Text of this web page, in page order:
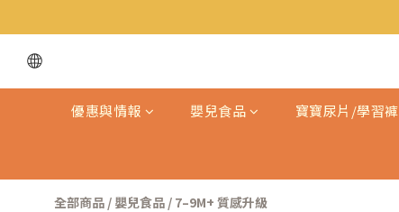
優惠與情報 嬰兒食品 寶寶尿片/學習褲
全部商品 / 嬰兒食品 / 7–9M+ 質感升級